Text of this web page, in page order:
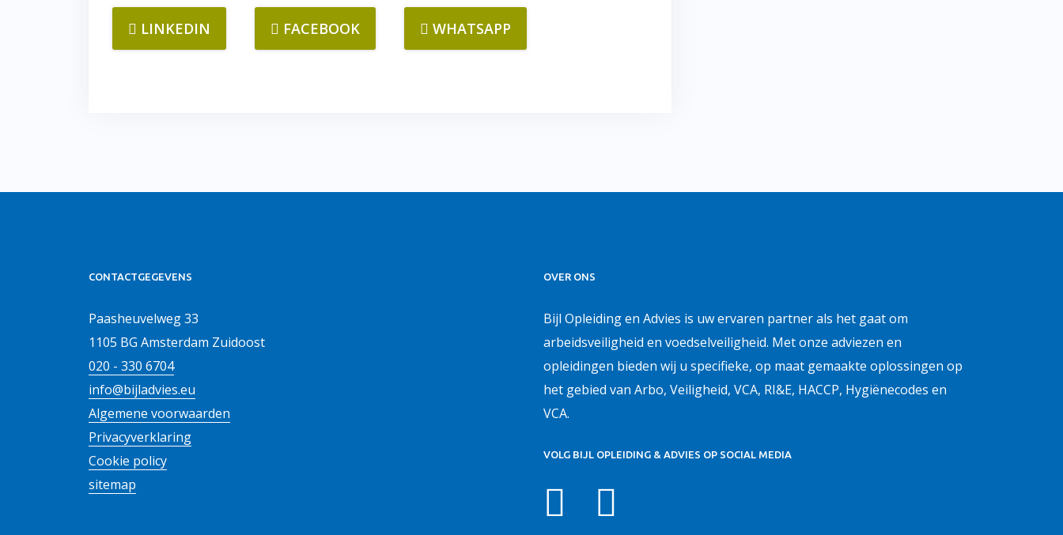
LINKEDIN FACEBOOK WHATSAPP
CONTACTGEGEVENS
Paasheuvelweg 33
1105 BG Amsterdam Zuidoost
020 - 330 6704
info@bijladvies.eu
Algemene voorwaarden
Privacyverklaring
Cookie policy
sitemap
OVER ONS
Bijl Opleiding en Advies is uw ervaren partner als het gaat om
arbeidsveiligheid en voedselveiligheid. Met onze adviezen en
opleidingen bieden wij u specifieke, op maat gemaakte oplossingen op
het gebied van Arbo, Veiligheid, VCA, RI&E, HACCP, Hygiënecodes en
VCA.
VOLG BIJL OPLEIDING & ADVIES OP SOCIAL MEDIA